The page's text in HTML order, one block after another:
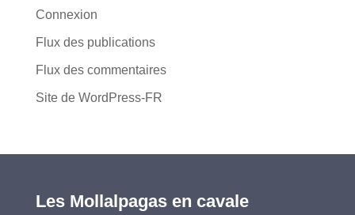
Connexion
Flux des publications
Flux des commentaires
Site de WordPress-FR
Les Mollalpagas en cavale